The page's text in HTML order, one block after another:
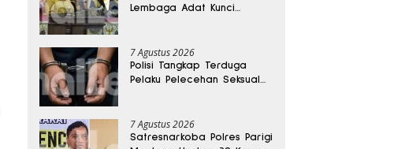
Lembaga Adat Kunci
7 Agustus 2026
Polisi Tangkap Terduga
Pelaku Pelecehan Seksual
7 Agustus 2026
Satresnarkoba Polres Parigi